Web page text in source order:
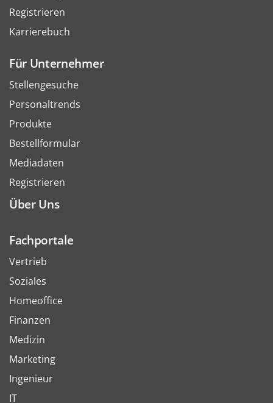
Registrieren
Karrierebuch
Für Unternehmer
Stellengesuche
Personaltrends
Produkte
Bestellformular
Mediadaten
Registrieren
Über Uns
Fachportale
Vertrieb
Soziales
Homeoffice
Finanzen
Medizin
Marketing
Ingenieur
IT